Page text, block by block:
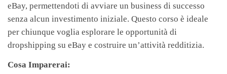
eBay, permettendoti di avviare un business di successo
senza alcun investimento iniziale. Questo corso è ideale
per chiunque voglia esplorare le opportunità di
dropshipping su eBay e costruire un’attività redditizia.
Cosa Imparerai: